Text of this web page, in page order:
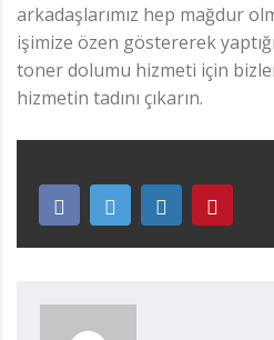
arkadaşlarımız hep mağdur
işimize özen göstererek
toner dolumu hizmeti için
hizmetin tadını çıkarın.